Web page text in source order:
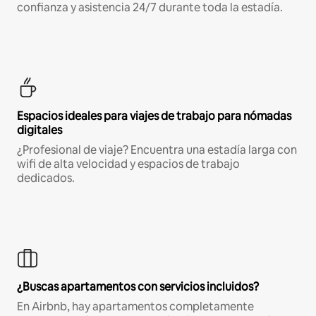
confianza y asistencia 24/7 durante toda la estadía.
Espacios ideales para viajes de trabajo para nómadas
digitales
¿Profesional de viaje? Encuentra una estadía larga con
wifi de alta velocidad y espacios de trabajo
dedicados.
¿Buscas apartamentos con servicios incluidos?
En Airbnb, hay apartamentos completamente